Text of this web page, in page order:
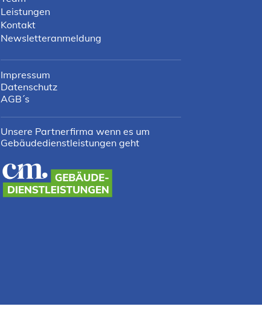
Leistungen
Kontakt
Newsletteranmeldung
Impressum
Datenschutz
AGB´s
Unsere Partnerfirma wenn es um
Gebäudedienstleistungen geht